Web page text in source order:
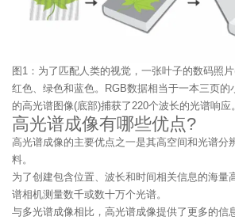
图1：为了匹配人类的视觉，一张叶子的数码照
红色、绿色和蓝色。RGB数据相当于一本三页的
的高光谱图像(底部)捕获了220个波长的光谱响应。
高光谱成像有哪些优点?
高光谱成像的主要优点之一是其高空间和光谱分
料。
为了创建包含位置、波长和时间相关信息的海量
谱相机测量数千或数十万个光谱。
与多光谱成像相比，高光谱成像提供了更多的信